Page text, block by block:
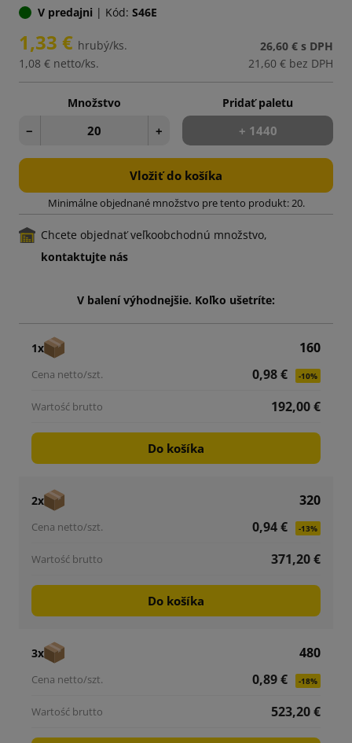
V predajni | Kód: S46E
1,33 € hrubý/ks.
1,08 € netto/ks.
26,60 € s DPH
21,60 € bez DPH
Množstvo
− +
Pridať paletu
+ 1440
Vložiť do košíka
Minimálne objednané množstvo pre tento produkt: 20.
Chcete objednať veľkoobchodnú množstvo,
kontaktujte nás
V balení výhodnejšie. Koľko ušetríte:
1x
160
0,98 €
-10%
192,00 €
Do košíka
2x
320
0,94 €
-13%
371,20 €
Do košíka
3x
480
0,89 €
-18%
523,20 €